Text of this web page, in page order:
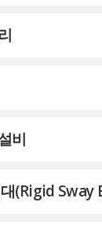
비
(Rigid Sway